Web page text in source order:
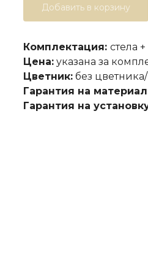
Добавить в корзину
Комплектация: стела
Цена: указана за
Цветник: без
Гарантия на
Гарантия на